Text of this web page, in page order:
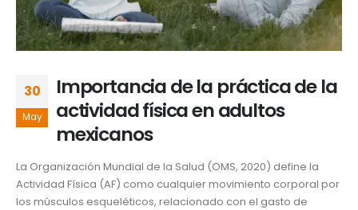
30
May
Importancia de la práctica de la
actividad física en adultos
mexicanos
La Organización Mundial de la Salud (OMS, 2020) define la
Actividad Física (AF) como cualquier movimiento corporal por
los músculos esqueléticos, relacionado con el gasto de